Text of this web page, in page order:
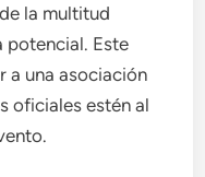
la multitud
potencial. Este
a una asociación
oficiales estén al